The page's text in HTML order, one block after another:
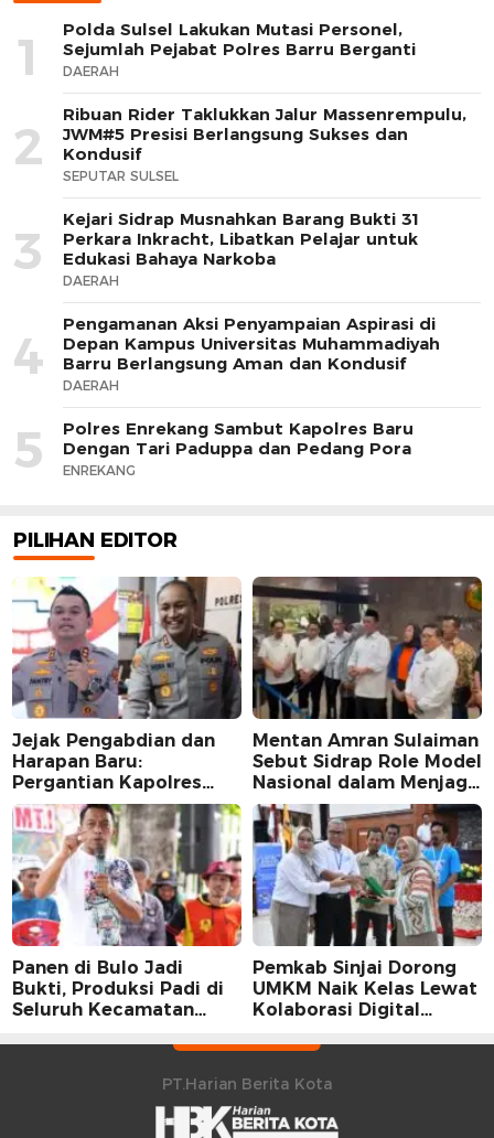
1
Polda Sulsel Lakukan Mutasi Personel,
Sejumlah Pejabat Polres Barru Berganti
DAERAH
2
Ribuan Rider Taklukkan Jalur Massenrempulu,
JWM#5 Presisi Berlangsung Sukses dan
Kondusif
SEPUTAR SULSEL
3
Kejari Sidrap Musnahkan Barang Bukti 31
Perkara Inkracht, Libatkan Pelajar untuk
Edukasi Bahaya Narkoba
DAERAH
4
Pengamanan Aksi Penyampaian Aspirasi di
Depan Kampus Universitas Muhammadiyah
Barru Berlangsung Aman dan Kondusif
DAERAH
5
Polres Enrekang Sambut Kapolres Baru
Dengan Tari Paduppa dan Pedang Pora
ENREKANG
PILIHAN EDITOR
Jejak Pengabdian dan
Harapan Baru:
Pergantian Kapolres
Sidrap dalam Perspektif
Karier Dua Perwira
Mentan Amran Sulaiman
Sebut Sidrap Role Model
Nasional dalam Menjaga
Stabilitas Harga Telur
Panen di Bulo Jadi
Bukti, Produksi Padi di
Seluruh Kecamatan
Peningkatan
Pemkab Sinjai Dorong
UMKM Naik Kelas Lewat
Kolaborasi Digital
PT.Harian Berita Kota